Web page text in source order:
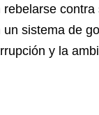
contra
sistema de
y la